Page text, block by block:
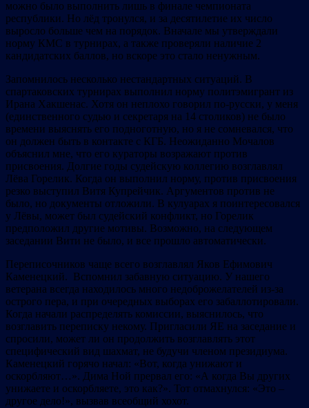
можно было выполнить лишь в финале чемпионата
республики. Но лёд тронулся, и за десятилетие их число
выросло больше чем на порядок. Вначале мы утверждали
норму КМС в турнирах, а также проверяли наличие 2
кандидатских баллов, но вскоре это стало ненужным.
Запомнилось несколько нестандартных ситуаций. В
спартаковских турнирах выполнил норму политэмигрант из
Ирана Хакшенас. Хотя он неплохо говорил по-русски, у меня
(единственного судью и секретаря на 14 столиков) не было
времени выяснять его подноготную, но я не сомневался, что
он должен быть в контакте с КГБ. Неожиданно Мочалов
объяснил мне, что его кураторы возражают против
присвоения. Долгие годы судейскую коллегию возглавлял
Лёва Горелик. Когда он выполнил норму, против присвоения
резко выступил Витя Купрейчик. Аргументов против не
было, но документы отложили. В кулуарах я поинтересовался
у Лёвы, может был судейский конфликт, но Горелик
предположил другие мотивы. Возможно, на следующем
заседании Вити не было, и все прошло автоматически.
Переписочников чаще всего возглавлял Яков Ефимович
Каменецкий. Вспомнил забавную ситуацию. У нашего
ветерана всегда находилось много недоброжелателей из-за
острого пера, и при очередных выборах его забаллотировали.
Когда начали распределять комиссии, выяснилось, что
возглавить переписку некому. Пригласили ЯЕ на заседание и
спросили, может ли он продолжить возглавлять этот
специфический вид шахмат, не будучи членом президиума.
Каменецкий горячо начал: «Вот, когда унижают и
оскорбляют…». Дима Ной прервал его: «А когда Вы других
унижаете и оскорбляете, это как?». Тот отмахнулся: «Это –
другое дело!», вызвав всеобщий хохот.